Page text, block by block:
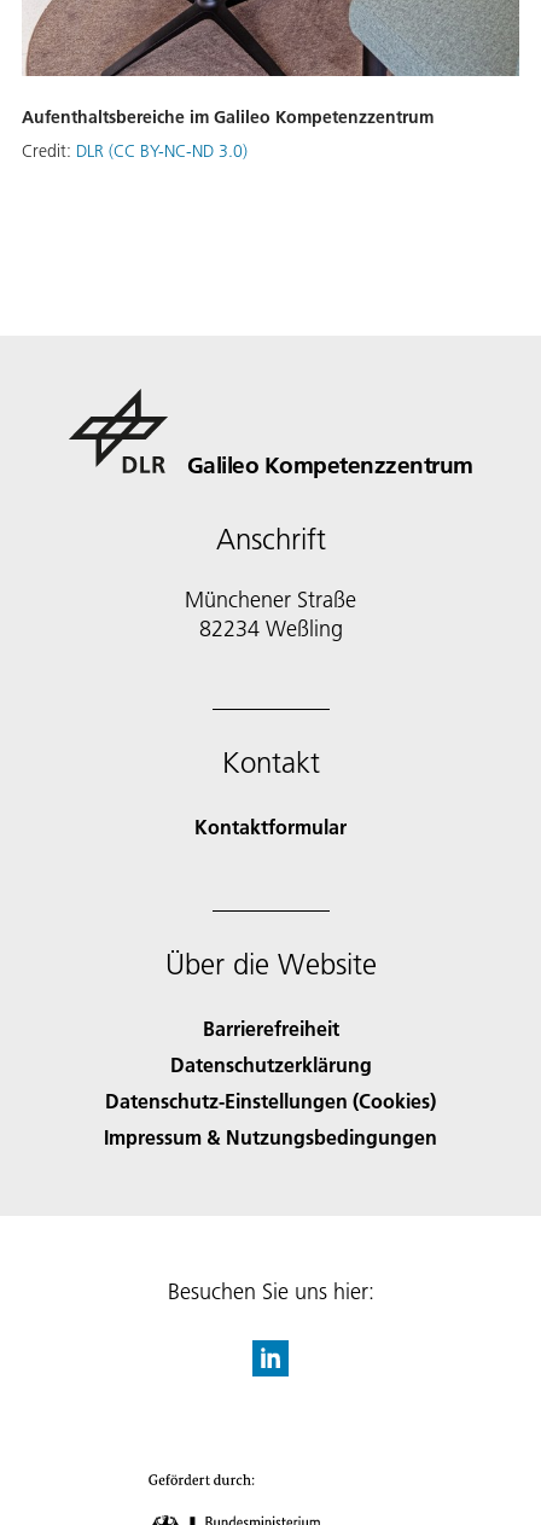
Aufenthaltsbereiche im Galileo Kompetenzzentrum
Credit: DLR (CC BY-NC-ND 3.0)
Galileo Kompetenzzentrum
Anschrift
Münchener Straße
82234 Weßling
Kontakt
Kontaktformular
Über die Website
Barrierefreiheit
Datenschutzerklärung
Datenschutz-Einstellungen (Cookies)
Impressum & Nutzungsbedingungen
Besuchen Sie uns hier: